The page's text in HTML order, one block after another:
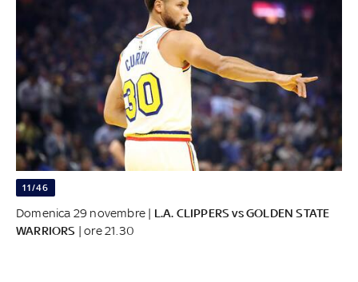
11/46
Domenica 29 novembre | L.A. CLIPPERS vs GOLDEN STATE
WARRIORS | ore 21.30